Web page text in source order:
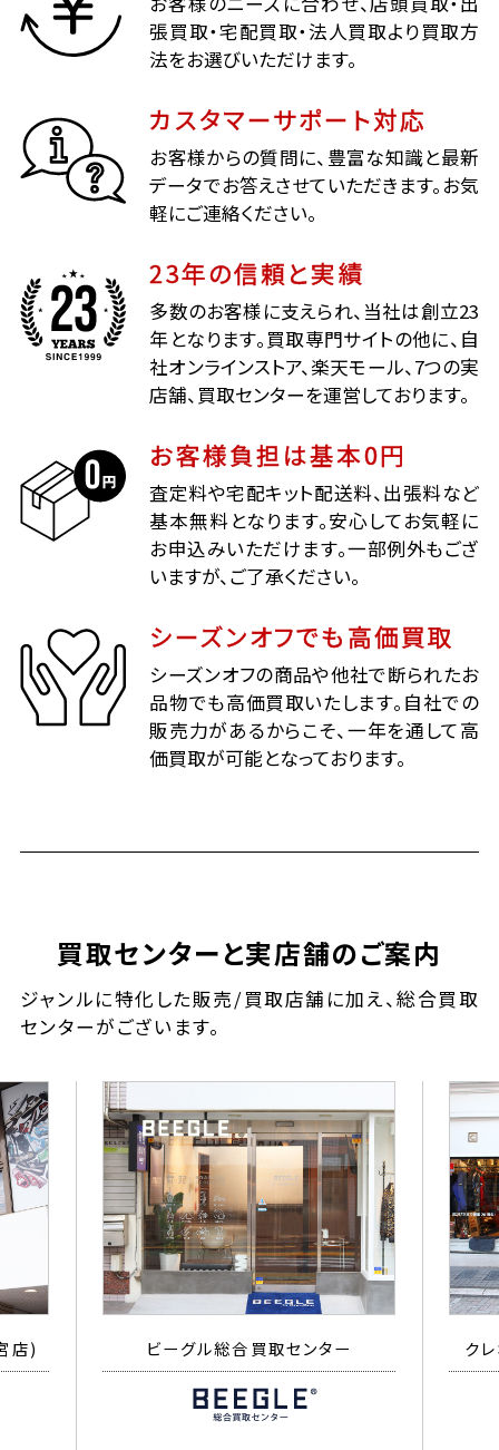
張買取・宅配買取・法人買取より買取方
法をお選びいただけます。
カスタマーサポート対応
お客様からの質問に、豊富な知識と最新
データでお答えさせていただきます。お気
軽にご連絡ください。
23年の信頼と実績
多数のお客様に支えられ、当社は創立23
年となります。買取専門サイトの他に、自
社オンラインストア、楽天モール、7つの実
店舗、買取センターを運営しております。
お客様負担は基本0円
査定料や宅配キット配送料、出張料など
基本無料となります。安心してお気軽に
お申込みいただけます。一部例外もござ
いますが、ご了承ください。
シーズンオフでも高価買取
シーズンオフの商品や他社で断られたお
品物でも高価買取いたします。自社での
販売力があるからこそ、一年を通して高
価買取が可能となっております。
買取センターと実店舗のご案内
ジャンルに特化した販売/買取店舗に加え、総合買取
センターがございます。
店) ビーグル総合買取センター ク